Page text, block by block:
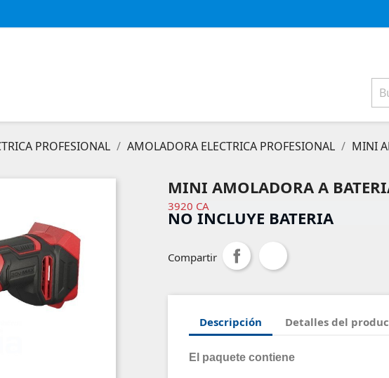
PROFESIONAL AMOLADORA ELECTRICA PROFESIONAL MINI
MINI AMOLADORA A
3920 CA
NO INCLUYE BATERIA
Compartir
Descripción Detalles del
El paquete contiene